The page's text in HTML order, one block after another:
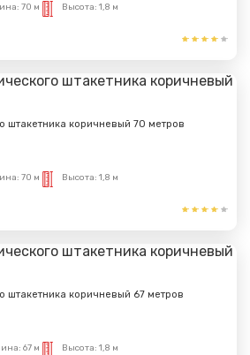
70 м Высота: 1,8 м
штакетника коричневый 70 метров
70 м Высота: 1,8 м
штакетника коричневый 67 метров
67 м Высота: 1,8 м